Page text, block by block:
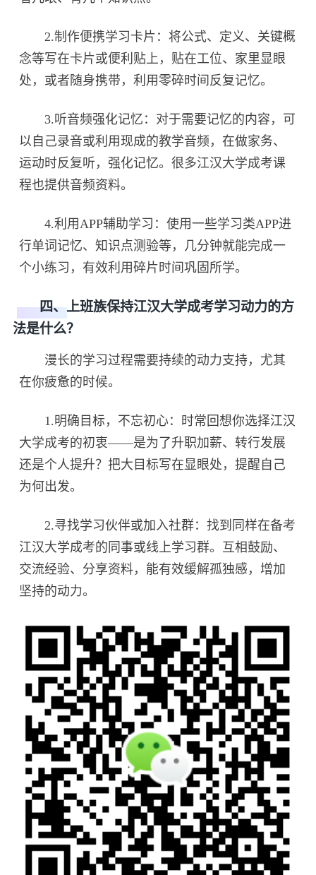
2.制作便携学习卡片：将公式、定义、关键概
念等写在卡片或便利贴上，贴在工位、家里显眼
处，或者随身携带，利用零碎时间反复记忆。
3.听音频强化记忆：对于需要记忆的内容，可
以自己录音或利用现成的教学音频，在做家务、
运动时反复听，强化记忆。很多江汉大学成考课
程也提供音频资料。
4.利用APP辅助学习：使用一些学习类APP进
行单词记忆、知识点测验等，几分钟就能完成一
个小练习，有效利用碎片时间巩固所学。
四、上班族保持江汉大学成考学习动力的方
法是什么？
漫长的学习过程需要持续的动力支持，尤其
在你疲惫的时候。
1.明确目标，不忘初心：时常回想你选择江汉
大学成考的初衷——是为了升职加薪、转行发展
还是个人提升？把大目标写在显眼处，提醒自己
为何出发。
2.寻找学习伙伴或加入社群：找到同样在备考
江汉大学成考的同事或线上学习群。互相鼓励、
交流经验、分享资料，能有效缓解孤独感，增加
坚持的动力。